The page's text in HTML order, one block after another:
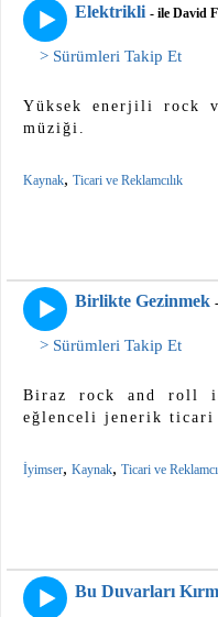
Elektrikli - ile David
> Sürümleri Takip Et
Yüksek enerjili rock
müziği.
Kaynak, Ticari ve Reklamcılık
Birlikte Gezinmek
> Sürümleri Takip Et
Biraz rock and roll
eğlenceli jenerik ticari
İyimser, Kaynak, Ticari ve
Bu Duvarları